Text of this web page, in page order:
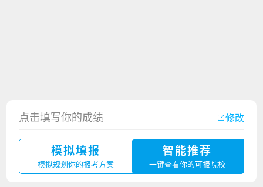
点击填写你的成绩 修改
模拟填报
模拟规划你的报考方案
智能推荐
一键查看你的可报院校
广州华立科技职业学院2023年夏季高考招生简章